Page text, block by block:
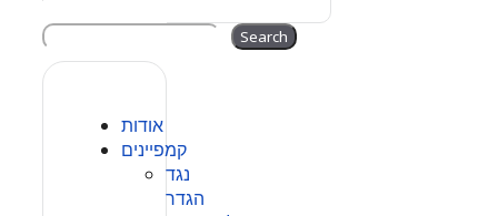
Search Search
אודות
קמפיינים
נגד
הגדר